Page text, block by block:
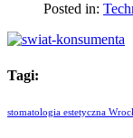
Posted in:
Tagi:
stomatologia estetyczna